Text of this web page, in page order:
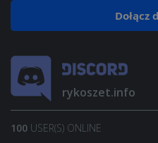
Dołącz
rykoszet.info
100 USER(S) ONLINE